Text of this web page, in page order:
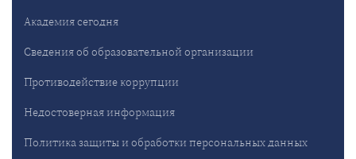
Академия сегодня
Сведения об образовательной организации
Противодействие коррупции
Недостоверная информация
Политика защиты и обработки персональных данных